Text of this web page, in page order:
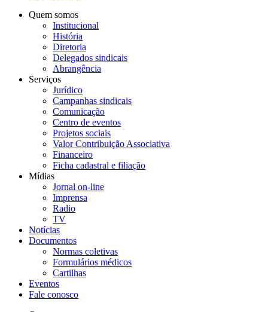
Quem somos
Institucional
História
Diretoria
Delegados sindicais
Abrangência
Serviços
Jurídico
Campanhas sindicais
Comunicação
Centro de eventos
Projetos sociais
Valor Contribuição Associativa
Financeiro
Ficha cadastral e filiação
Mídias
Jornal on-line
Imprensa
Radio
TV
Notícias
Documentos
Normas coletivas
Formulários médicos
Cartilhas
Eventos
Fale conosco